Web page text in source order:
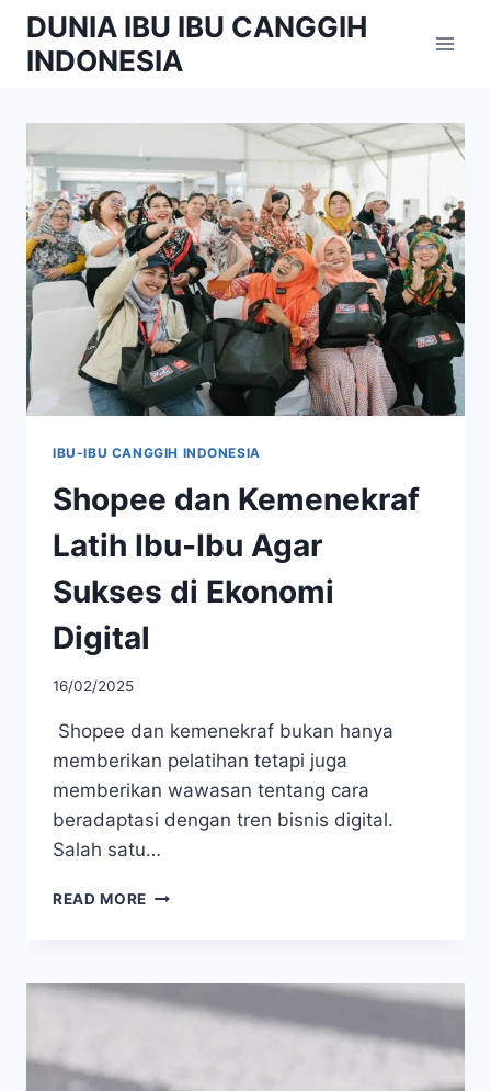
Skip
content
DUNIA IBU IBU CANGGIH
INDONESIA
IBU-IBU CANGGIH INDONESIA
Shopee dan Kemenekraf
Latih Ibu-Ibu Agar
Sukses di Ekonomi
Digital
16/02/2025
Shopee dan kemenekraf bukan hanya
memberikan pelatihan tetapi juga
memberikan wawasan tentang cara
beradaptasi dengan tren bisnis digital.
Salah satu…
READ MORE SHOPEE
IBU-
IBU
DI